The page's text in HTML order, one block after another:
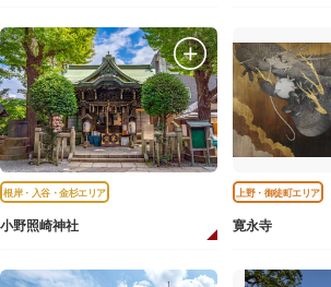
根岸・入谷・金杉エリア
小野照崎神社
上野・御徒町エリア
寛永寺